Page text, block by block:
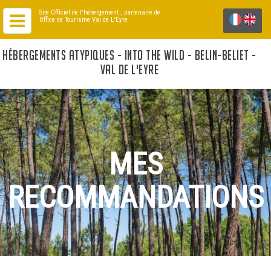
Site Officiel de l'hébergement , partenaire de
Office de Tourisme Val de L'Eyre
HÉBERGEMENTS ATYPIQUES - INTO THE WILD - BELIN-BELIET -
VAL DE L'EYRE
MES
RECOMMANDATIONS